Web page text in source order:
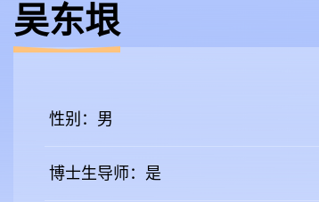
吴东垠
性别：男
博士生导师：是